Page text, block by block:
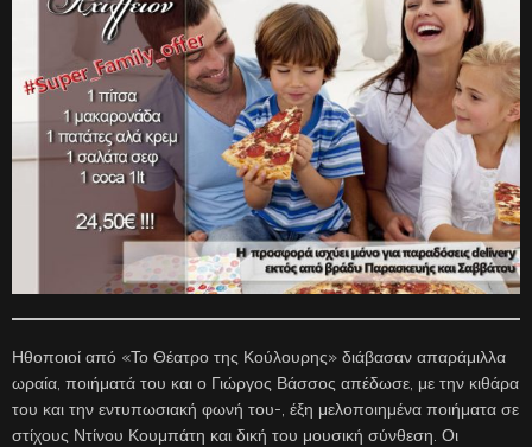
Ηθοποιοί από «Το Θέατρο της Κούλουρης» διάβασαν απαράμιλλα
ωραία, ποιήματά του και ο Γιώργος Βάσσος απέδωσε, με την κιθάρα
του και την εντυπωσιακή φωνή του-, έξη μελοποιημένα ποιήματα σε
στίχους Ντίνου Κουμπάτη και δική του μουσική σύνθεση. Οι